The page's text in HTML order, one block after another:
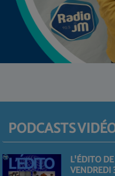
PODCASTS
L'ÉDITO
VENDREDI